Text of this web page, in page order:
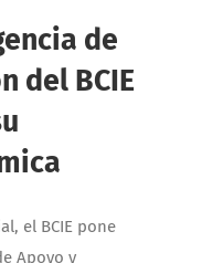
de
del BCIE
el BCIE pone
Apoyo y